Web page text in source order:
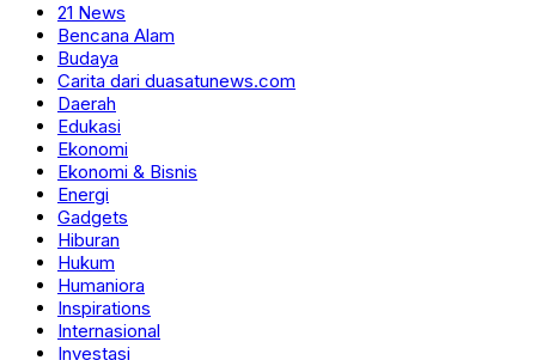
21 News
Bencana Alam
Budaya
Carita dari duasatunews.com
Daerah
Edukasi
Ekonomi
Ekonomi & Bisnis
Energi
Gadgets
Hiburan
Hukum
Humaniora
Inspirations
Internasional
Investasi